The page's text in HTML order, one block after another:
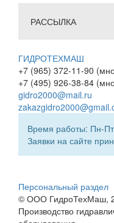
РАССЫЛКА
ГИДРОТЕХМАШ
+7 (965) 372-11-90
+7 (495) 926-38-84
gidro2000@mail.ru
Время работы: Пн-
Заявки на сайте
Персональный раздел
© ООО ГидроТехМаш,
Производство